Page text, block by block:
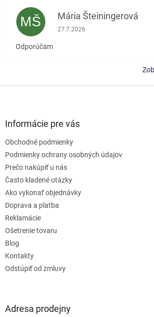
MŠ Mária Šteiningerová
Hodnotenie obchodu je 5 z 5
27.7.2026
Odporúčam
Informácie pre vás
Obchodné podmienky
Podmienky ochrany osobných údajov
Prečo nakúpiť u nás
Často kladené otázky
Ako vykonať objednávky
Doprava a platba
Reklamácie
Ošetrenie tovaru
Blog
Kontakty
Odstúpiť od zmluvy
Adresa prodejny